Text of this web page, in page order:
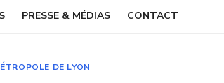
PRESSE & MÉDIAS CONTACT
DE LYON